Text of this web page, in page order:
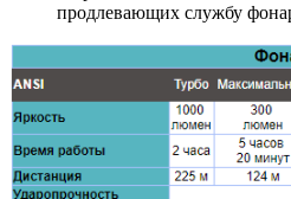
продлевающих службу